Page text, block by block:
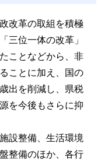
改革の取組を積極
三位一体の改革」
ことなどから、非
ことに加え、国の
出を削減し、県税
を今後もさらに抑
設整備、生活環境
整備のほか、各行